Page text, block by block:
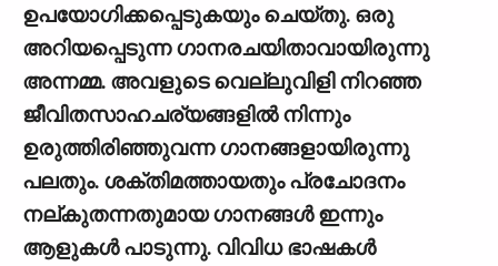
ഉപയോഗിക്കപ്പെടുകയും ചെയ്തു. ഒരു
അറിയപ്പെടുന്ന ഗാനരചയിതാവായിരുന്നു
അന്നമ്മ. അവളുടെ വെല്ലുവിളി നിറഞ്ഞ
ജീവിതസാഹചര്യങ്ങളില്‍ നിന്നും
ഉരുത്തിരിഞ്ഞുവന്ന ഗാനങ്ങളായിരുന്നു
പലതും. ശക്തിമത്തായതും പ്രചോദനം
നല്കുതന്നതുമായ ഗാനങ്ങള്‍ ഇന്നും
ആളുകള്‍ പാടുന്നു. വിവിധ ഭാഷകള്‍